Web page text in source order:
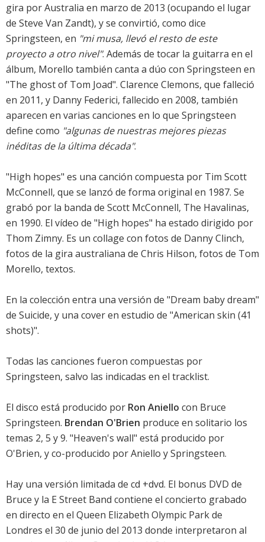
gira por Australia en marzo de 2013 (ocupando el lugar
de Steve Van Zandt), y se convirtió, como dice
Springsteen, en "mi musa, llevó el resto de este
proyecto a otro nivel". Además de tocar la guitarra en el
álbum, Morello también canta a dúo con Springsteen en
"The ghost of Tom Joad". Clarence Clemons, que falleció
en 2011, y Danny Federici, fallecido en 2008, también
aparecen en varias canciones en lo que Springsteen
define como "algunas de nuestras mejores piezas
inéditas de la última década".
"High hopes" es una canción compuesta por Tim Scott
McConnell, que se lanzó de forma original en 1987. Se
grabó por la banda de Scott McConnell, The Havalinas,
en 1990. El vídeo de "High hopes" ha estado dirigido por
Thom Zimny. Es un collage con fotos de Danny Clinch,
fotos de la gira australiana de Chris Hilson, fotos de Tom
Morello, textos.
En la colección entra una versión de "Dream baby dream"
de Suicide, y una cover en estudio de "American skin (41
shots)".
Todas las canciones fueron compuestas por
Springsteen, salvo las indicadas en el tracklist.
El disco está producido por Ron Aniello con Bruce
Springsteen. Brendan O'Brien produce en solitario los
temas 2, 5 y 9. "Heaven's wall" está producido por
O'Brien, y co-producido por Aniello y Springsteen.
Hay una versión limitada de cd +dvd. El bonus DVD de
Bruce y la E Street Band contiene el concierto grabado
en directo en el Queen Elizabeth Olympic Park de
Londres el 30 de junio del 2013 donde interpretaron al